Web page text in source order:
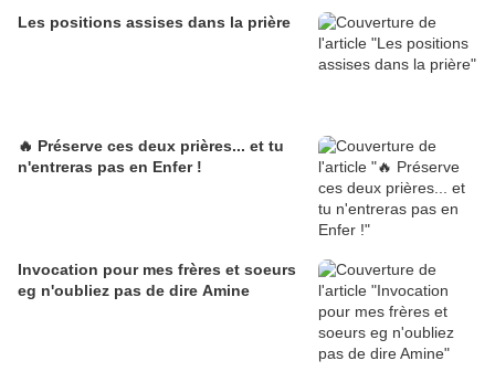
Les positions assises dans la prière
🔥 Préserve ces deux prières... et tu
n'entreras pas en Enfer !
Invocation pour mes frères et soeurs
eg n'oubliez pas de dire Amine